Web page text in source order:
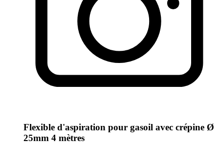
Flexible d'aspiration pour gasoil avec crépine Ø
25mm 4 mètres